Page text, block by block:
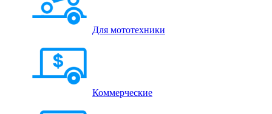
Для мототехники
Коммерческие